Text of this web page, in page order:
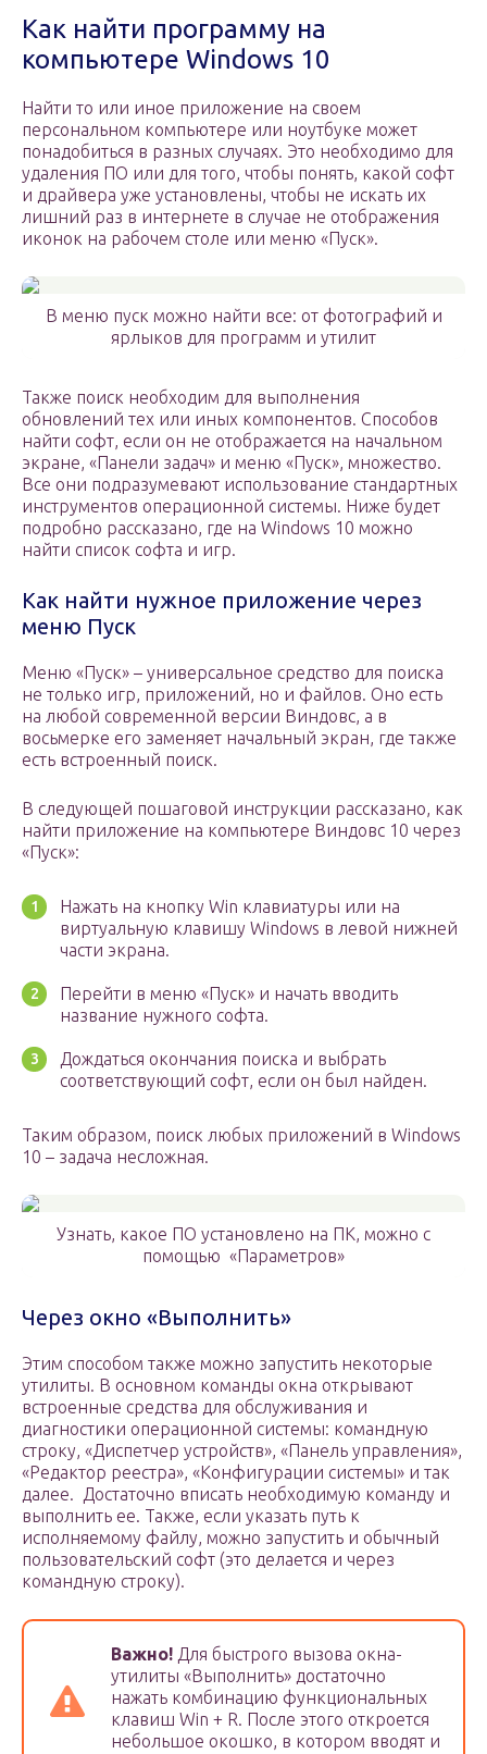
Как найти программу на
компьютере Windows 10
Найти то или иное приложение на своем
персональном компьютере или ноутбуке может
понадобиться в разных случаях. Это необходимо для
удаления ПО или для того, чтобы понять, какой софт
и драйвера уже установлены, чтобы не искать их
лишний раз в интернете в случае не отображения
иконок на рабочем столе или меню «Пуск».
В меню пуск можно найти все: от фотографий и
ярлыков для программ и утилит
Также поиск необходим для выполнения
обновлений тех или иных компонентов. Способов
найти софт, если он не отображается на начальном
экране, «Панели задач» и меню «Пуск», множество.
Все они подразумевают использование стандартных
инструментов операционной системы. Ниже будет
подробно рассказано, где на Windows 10 можно
найти список софта и игр.
Как найти нужное приложение через
меню Пуск
Меню «Пуск» – универсальное средство для поиска
не только игр, приложений, но и файлов. Оно есть
на любой современной версии Виндовс, а в
восьмерке его заменяет начальный экран, где также
есть встроенный поиск.
В следующей пошаговой инструкции рассказано, как
найти приложение на компьютере Виндовс 10 через
«Пуск»:
Нажать на кнопку Win клавиатуры или на
виртуальную клавишу Windows в левой нижней
части экрана.
Перейти в меню «Пуск» и начать вводить
название нужного софта.
Дождаться окончания поиска и выбрать
соответствующий софт, если он был найден.
Таким образом, поиск любых приложений в Windows
10 – задача несложная.
Узнать, какое ПО установлено на ПК, можно с
помощью «Параметров»
Через окно «Выполнить»
Этим способом также можно запустить некоторые
утилиты. В основном команды окна открывают
встроенные средства для обслуживания и
диагностики операционной системы: командную
строку, «Диспетчер устройств», «Панель управления»,
«Редактор реестра», «Конфигурации системы» и так
далее. Достаточно вписать необходимую команду и
выполнить ее. Также, если указать путь к
исполняемому файлу, можно запустить и обычный
пользовательский софт (это делается и через
командную строку).
Важно! Для быстрого вызова окна-
утилиты «Выполнить» достаточно
нажать комбинацию функциональных
клавиш Win + R. После этого откроется
небольшое окошко, в котором вводят и